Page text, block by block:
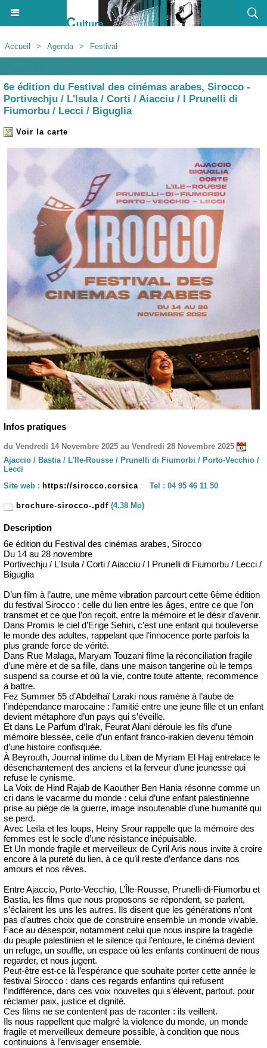
Accueil > Agenda > Festival
6e édition du Festival des cinémas arabes, Sirocco -
Portivechju / L'Isula / Corti / Aiacciu / I Prunelli di
Fiumorbu / Lecci / Biguglia
Voir la carte
Infos pratiques
du Vendredi 14 Novembre 2025 au Vendredi 28 Novembre 2025
Ajaccio / Bastia / L'Ile-Rousse / Prunelli di Fiumorbi / Porto-Vecchio /
Lecci
Site web : https://sirocco.corsica Tel : 04 95 46 11 50
brochure-sirocco-.pdf (4.38 Mo)
Description
6e édition du Festival des cinémas arabes, Sirocco
Du 14 au 28 novembre
Portivechju / L'Isula / Corti / Aiacciu / I Prunelli di Fiumorbu / Lecci /
Biguglia
D’un film à l’autre, une même vibration parcourt cette 6ème édition
du festival Sirocco : celle du lien entre les âges, entre ce que l’on
transmet et ce que l’on reçoit, entre la mémoire et le désir d’avenir.
Dans Promis le ciel d’Erige Sehiri, c’est une enfant qui bouleverse
le monde des adultes, rappelant que l’innocence porte parfois la
plus grande force de vérité.
Dans Rue Malaga, Maryam Touzani filme la réconciliation fragile
d’une mère et de sa fille, dans une maison tangerine où le temps
suspend sa course et où la vie, contre toute attente, recommence
à battre.
Fez Summer 55 d’Abdelhaï Laraki nous ramène à l’aube de
l’indépendance marocaine : l’amitié entre une jeune fille et un enfant
devient métaphore d’un pays qui s’éveille.
Et dans Le Parfum d’Irak, Feurat Alani déroule les fils d’une
mémoire blessée, celle d’un enfant franco-irakien devenu témoin
d’une histoire confisquée.
À Beyrouth, Journal intime du Liban de Myriam El Hajj entrelace le
désenchantement des anciens et la ferveur d’une jeunesse qui
refuse le cynisme.
La Voix de Hind Rajab de Kaouther Ben Hania résonne comme un
cri dans le vacarme du monde : celui d’une enfant palestinienne
prise au piège de la guerre, image insoutenable d’une humanité qui
se perd.
Avec Leïla et les loups, Heiny Srour rappelle que la mémoire des
femmes est le socle d’une résistance inépuisable.
Et Un monde fragile et merveilleux de Cyril Aris nous invite à croire
encore à la pureté du lien, à ce qu’il reste d’enfance dans nos
amours et nos rêves.
Entre Ajaccio, Porto-Vecchio, L’Île-Rousse, Prunelli-di-Fiumorbu et
Bastia, les films que nous proposons se répondent, se parlent,
s’éclairent les uns les autres. Ils disent que les générations n’ont
pas d’autres choix que de construire ensemble un monde vivable.
Face au désespoir, notamment celui que nous inspire la tragédie
du peuple palestinien et le silence qui l’entoure, le cinéma devient
un refuge, un souffle, un espace où les enfants continuent de nous
regarder, et nous jugent.
Peut-être est-ce là l’espérance que souhaite porter cette année le
festival Sirocco : dans ces regards enfantins qui refusent
l’indifférence, dans ces voix nouvelles qui s’élèvent, partout, pour
réclamer paix, justice et dignité.
Ces films ne se contentent pas de raconter : ils veillent.
Ils nous rappellent que malgré la violence du monde, un monde
fragile et merveilleux demeure possible, à condition que nous
continuions à l’envisager ensemble.